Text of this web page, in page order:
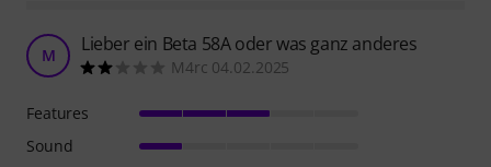
M Lieber ein Beta 58A oder was ganz anderes
M4rc 04.02.2025
Features
Sound